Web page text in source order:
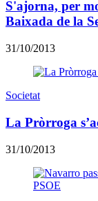
S'ajorna, per
Baixada de la
31/10/2013
Societat
La Pròrroga
31/10/2013